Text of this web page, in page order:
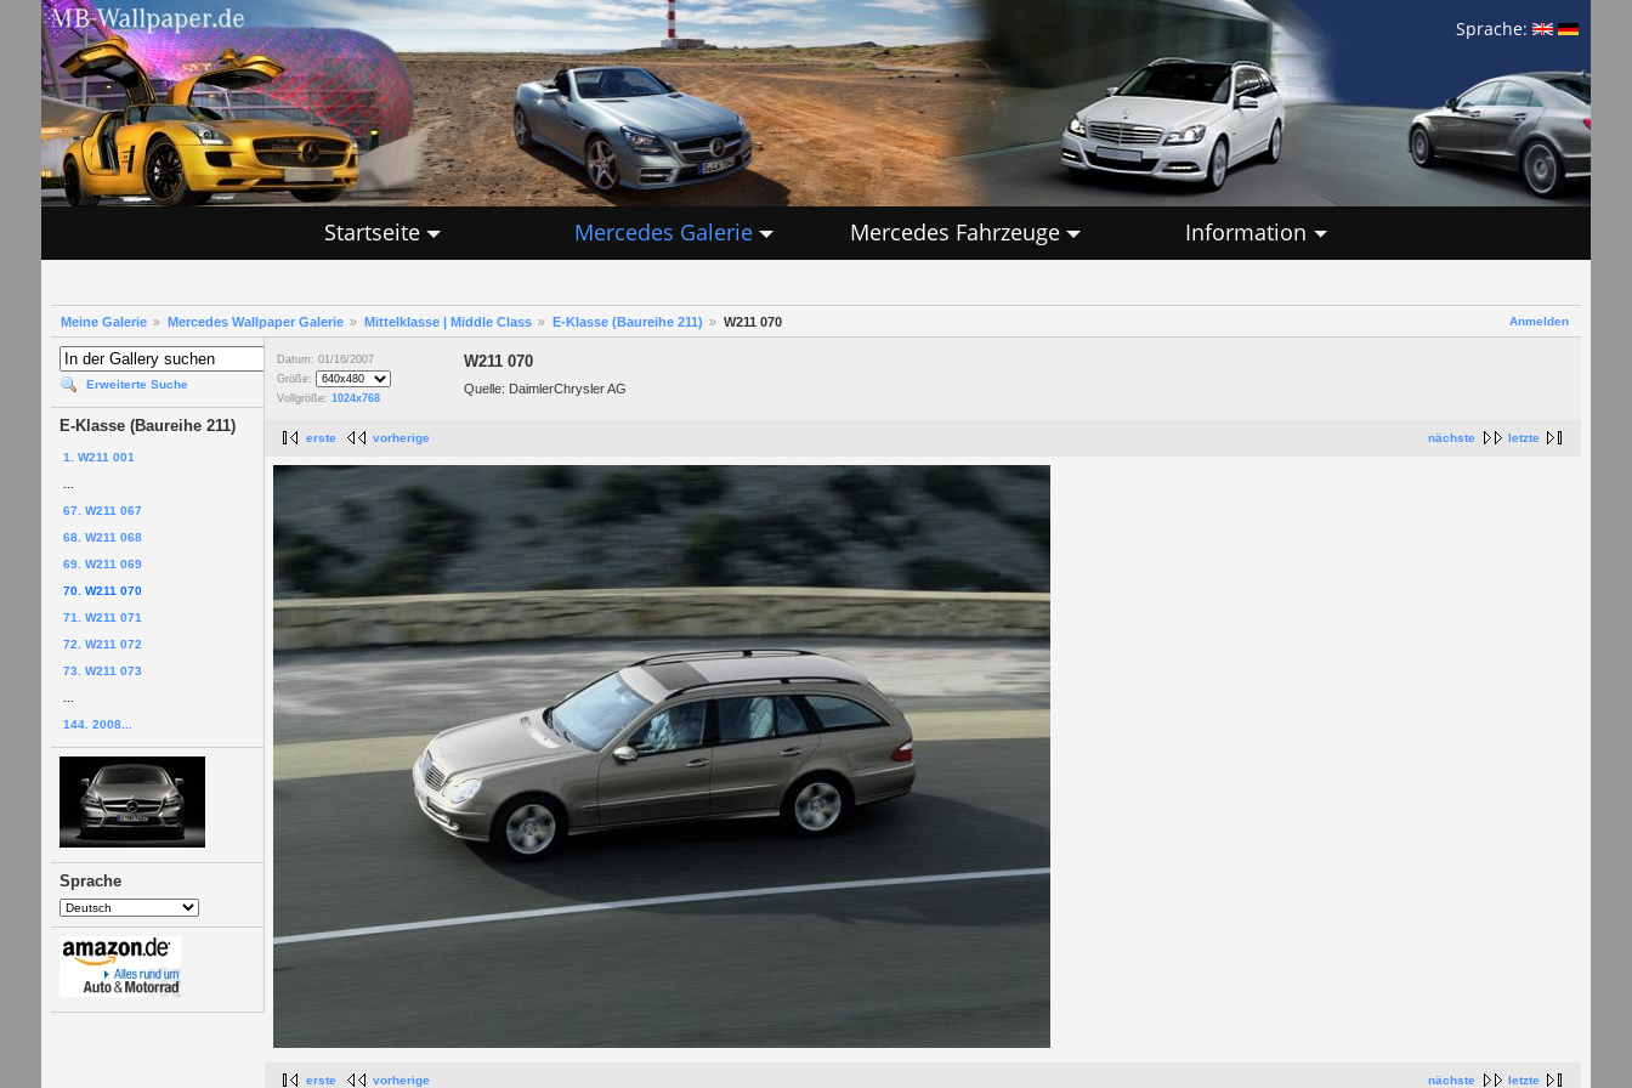
Sprache:
Startseite Mercedes Galerie Mercedes Fahrzeuge Information
Anmelden
Meine Galerie Mercedes Wallpaper Galerie Mittelklasse | Middle Class E-Klasse (Baureihe 211) W211 070
Erweiterte Suche
E-Klasse (Baureihe 211)
1. W211 001
67. W211 067
68. W211 068
69. W211 069
70. W211 070
71. W211 071
72. W211 072
73. W211 073
144. 2008...
Sprache
Datum: 01/16/2007
Größe:
Vollgröße: 1024x768
W211 070
Quelle: DaimlerChrysler AG
nächste letzte
erste vorherige
nächste letzte
erste vorherige